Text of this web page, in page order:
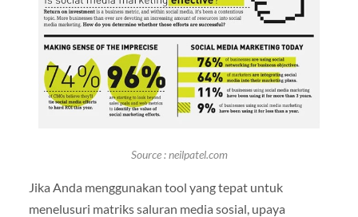
Source : neilpatel.com
Jika Anda menggunakan tool yang tepat untuk
menelusuri matriks saluran media sosial, upaya